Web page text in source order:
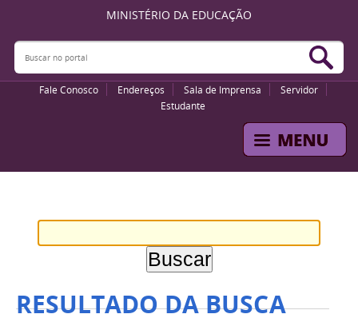
MINISTÉRIO DA EDUCAÇÃO
Buscar no portal
Fale Conosco Endereços Sala de Imprensa
Servidor
Estudante
RESULTADO DA BUSCA